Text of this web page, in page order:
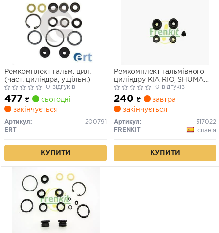
Ремкомплект гальм. цил.
(част. циліндра, ущільн.)
0 відгуків
477 ₴
сьогодні
закінчується
Артикул:
200791
ERT
КУПИТИ
Ремкомплект гальмівного
циліндру KIA RIO, SHUMA
MAZDA 323, 626 MITSUBISHI
COLT SPACE WAGON,
TREDIA-C
0 відгуків
240 ₴
завтра
закінчується
Артикул:
317022
FRENKIT
Іспанія
КУПИТИ